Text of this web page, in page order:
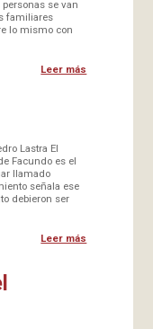
personas se van
familiares
lo mismo con
Leer más
Lastra El
Facundo es el
llamado
señala ese
debieron ser
Leer más